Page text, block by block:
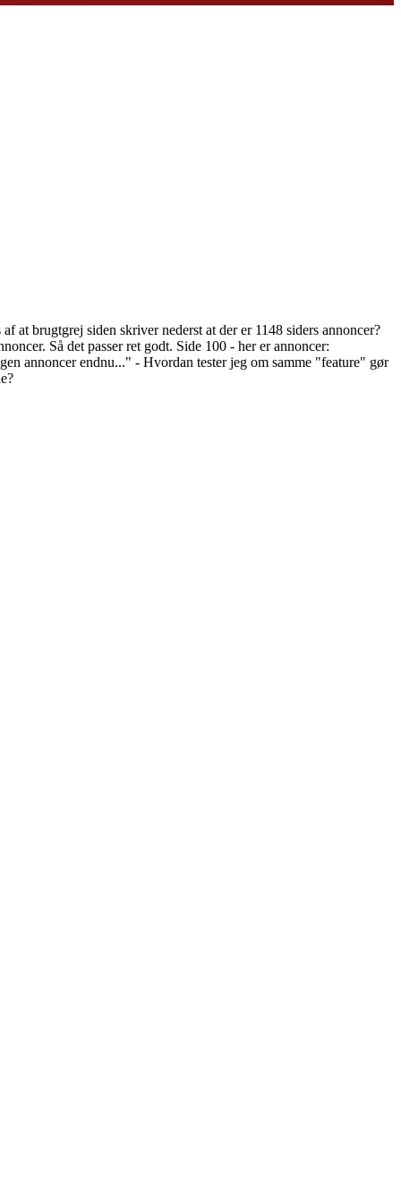
at brugtgrej siden skriver nederst at der er 1148 siders annoncer?
Så det passer ret godt. Side 100 - her er annoncer:
annoncer endnu..." - Hvordan tester jeg om samme "feature" gør